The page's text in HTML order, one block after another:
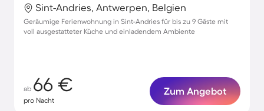
Sint-Andries, Antwerpen, Belgien
Geräumige Ferienwohnung in Sint-Andries für bis zu 9 Gäste mit
voll ausgestatteter Küche und einladendem Ambiente
ab 66 €
pro Nacht
Zum Angebot